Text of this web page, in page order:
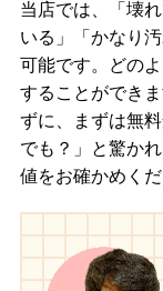
当店では、「壊
いる」「かなり
可能です。どの
することができ
ずに、まずは無
でも？」と驚か
値をお確かめくだ